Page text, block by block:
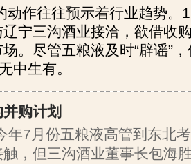
作往往预示着行业趋势。
宁三沟酒业接洽，欲借收
。尽管五粮液及时“辟谣”
中生有。
购计划
年7月份五粮液高管到东北
，但三沟酒业董事长包海